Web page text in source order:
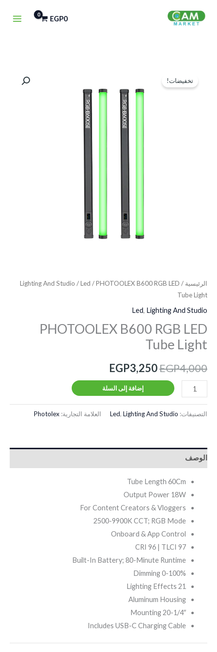
EGP0
تخفيضات!
الرئيسية /
Lighting And Studio /Led / PHOTOOLEX B600 RGB LED
Tube Light
Led, Lighting And Studio
PHOTOOLEX B600 RGB LED
Tube Light
EGP4,000
الأصلي
EGP4,000.
EGP3,250
الحالي
EGP3,250.
PHOTOOLEX
إضافة إلى السلة
التصنيفات: Led, Lighting And Studio العلامة التجارية: Photolex
الوصف
Tube Length 60Cm
Output Power 18W
For Content Creators & Vloggers
2500-9900K CCT; RGB Mode
Onboard & App Control
CRI 96 | TLCI 97
Built-In Battery; 80-Minute Runtime
0-100% Dimming
21 Lighting Effects
Aluminum Housing
1/4″-20 Mounting
Includes USB-C Charging Cable